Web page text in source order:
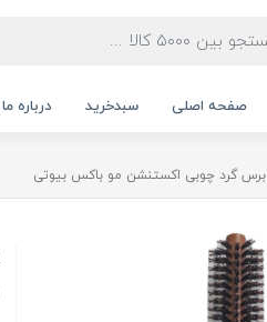
صفحه اصلی سبدخرید درباره ما
برس گرد چوبی اکستنشن مو باکس بیوتی